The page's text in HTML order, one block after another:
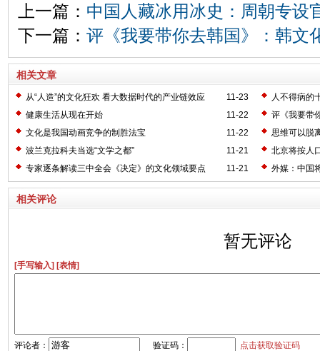
上一篇： 中国人藏冰用冰史：周朝专设
下一篇： 评《我要带你去韩国》：韩文
相关文章
11-23
从“人造”的文化狂欢 看大数据时代的产业链效应
人不得病的
11-22
健康生活从现在开始
评《我要带
11-22
文化是我国动画竞争的制胜法宝
思维可以脱
11-21
波兰克拉科夫当选“文学之都”
北京将按人
11-21
专家逐条解读三中全会《决定》的文化领域要点 外媒：中国
相关评论
暂无评论
[手写输入] [表情]
评论者： 验证码： 点击获取验证码